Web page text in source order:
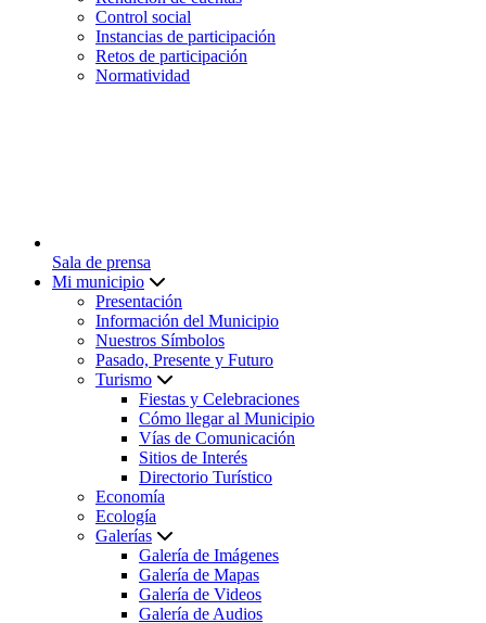
Control social
Instancias de participación
Retos de participación
Normatividad
Sala de prensa
Mi municipio
Presentación
Información del Municipio
Nuestros Símbolos
Pasado, Presente y Futuro
Turismo
Fiestas y Celebraciones
Cómo llegar al Municipio
Vías de Comunicación
Sitios de Interés
Directorio Turístico
Economía
Ecología
Galerías
Galería de Imágenes
Galería de Mapas
Galería de Videos
Galería de Audios